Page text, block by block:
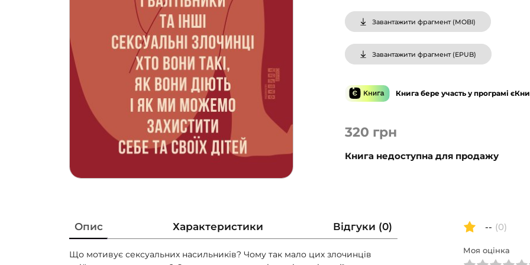
320 грн
Книга недоступна для продажу
Завантажити фрагмент (MOBI)
Завантажити фрагмент (EPUB)
Книга бере участь у програмі
Опис Характеристики Відгуки (0)
Що мотивує сексуальних насильників? Чому так мало цих злочинців
-- (0)
Моя оцінка